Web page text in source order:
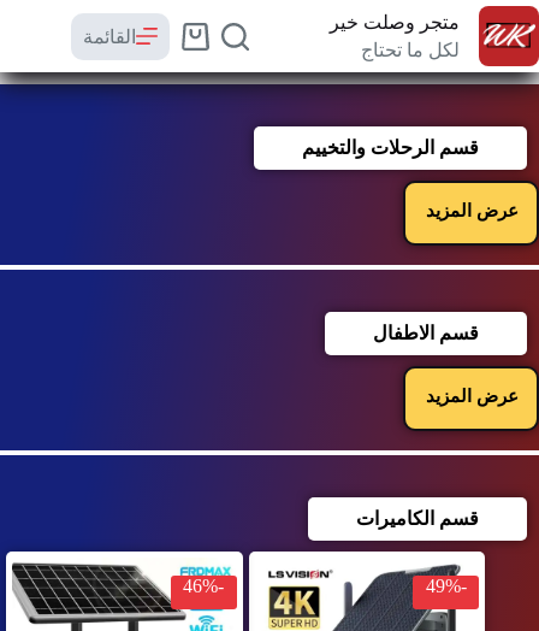
متجر وصلت خير
لكل ما تحتاج
القائمة
قسم الرحلات والتخييم
عرض المزيد
قسم الاطفال
عرض المزيد
قسم الكاميرات
-49%
-46%